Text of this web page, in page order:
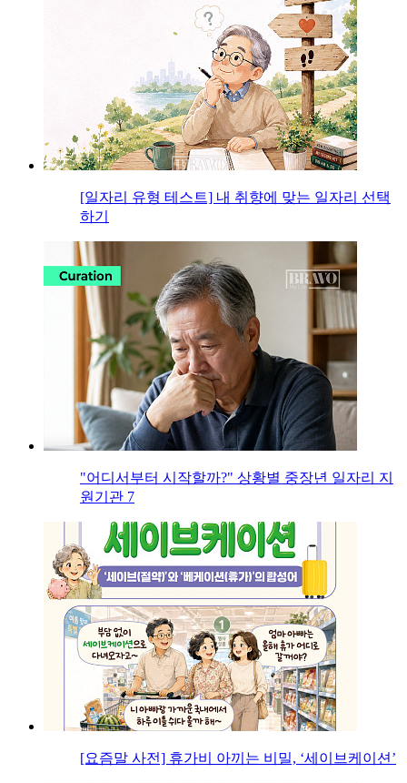
[일자리 유형 테스트] 내 취향에 맞는 일자리 선택
하기
"어디서부터 시작할까?" 상황별 중장년 일자리 지
원기관 7
[요즘말 사전] 휴가비 아끼는 비밀, ‘세이브케이션’